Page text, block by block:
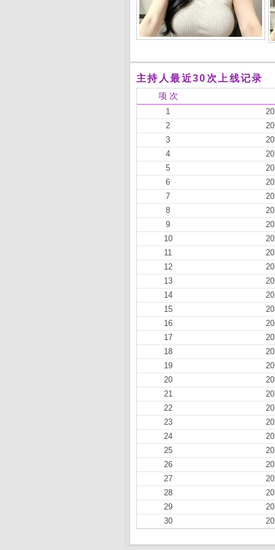
主持人最近30次上线记录
项 次
1
2
3
4
5
6
7
8
9
10
11
12
13
14
15
16
17
18
19
20
21
22
23
24
25
26
27
28
29
30